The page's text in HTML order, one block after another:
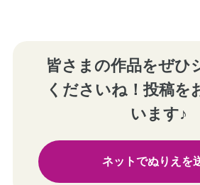
皆さまの作品をぜひ
くださいね！投稿を
います♪
ネットでぬりえを